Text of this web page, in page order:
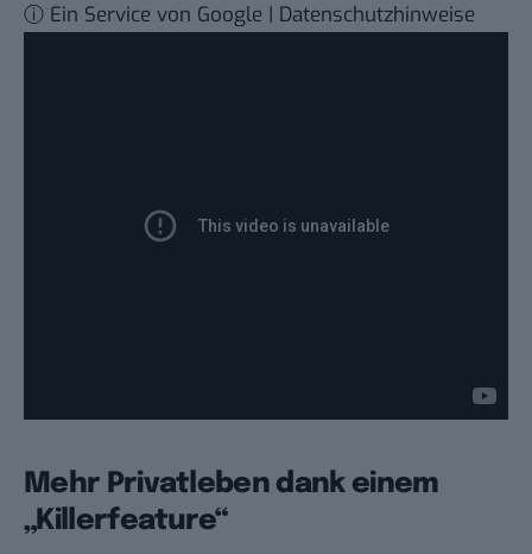
ⓘ Ein Service von Google | Datenschutzhinweise
Mehr Privatleben dank einem
„Killerfeature“